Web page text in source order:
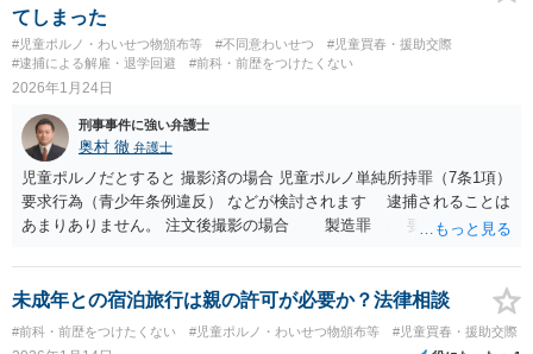
てしまった
#児童ポルノ・わいせつ物頒布等 #不同意わいせつ
#児童買春・援助交際
#逮捕による解雇・退学回避
#前科・前歴をつけたくない
2026年1月24日
刑事事件に強い弁護士
奥村 徹 弁護士
児童ポルノだとすると 撮影済の場合 児童ポルノ単純所持罪（7条1項）
要求行為（青少年条例違反） などが検討されます 逮捕されることは
あまりありません。 注文後撮影の場合 製造罪 要求行為 が加
未成年との宿泊旅行は親の許可が必要か？法律相談
#前科・前歴をつけたくない #児童ポルノ・わいせつ物頒布等 #児童買春・援助交際